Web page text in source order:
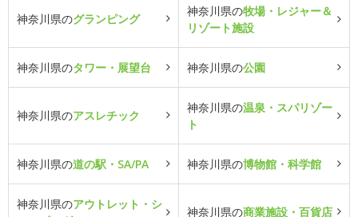
神奈川県のグランピング
神奈川県の牧場・レジャー＆
リゾート施設
神奈川県のタワー・展望台 神奈川県の公園
神奈川県のアスレチック
神奈川県の温泉・スパリゾー
ト
神奈川県の道の駅・SA/PA 神奈川県の博物館・科学館
神奈川県のアウトレット・シ
神奈川県の商業施設・百貨店